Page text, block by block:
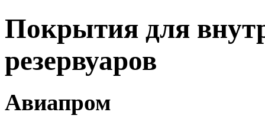
Покрытия для
резервуаров
Авиапром